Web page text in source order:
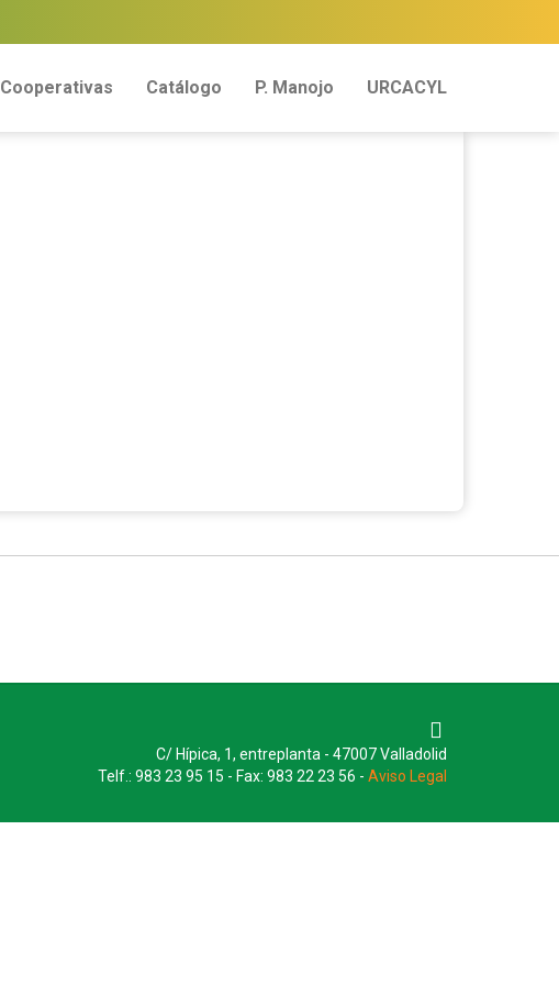
Cooperativas Catálogo P. Manojo URCACYL
C/ Hípica, 1, entreplanta - 47007 Valladolid
Telf.: 983 23 95 15 - Fax: 983 22 23 56 - Aviso Legal